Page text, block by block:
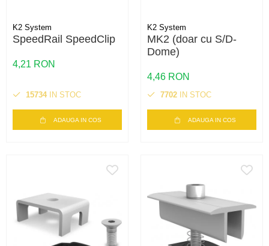
K2 System
SpeedRail SpeedClip
4,21 RON
15734IN STOC
ADAUGA IN COS
K2 System
MK2 (doar cu S/D-
Dome)
4,46 RON
7702 IN STOC
ADAUGA IN COS